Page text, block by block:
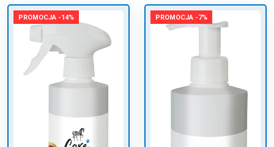
PROMOCJA -14% PROMOCJA -7%